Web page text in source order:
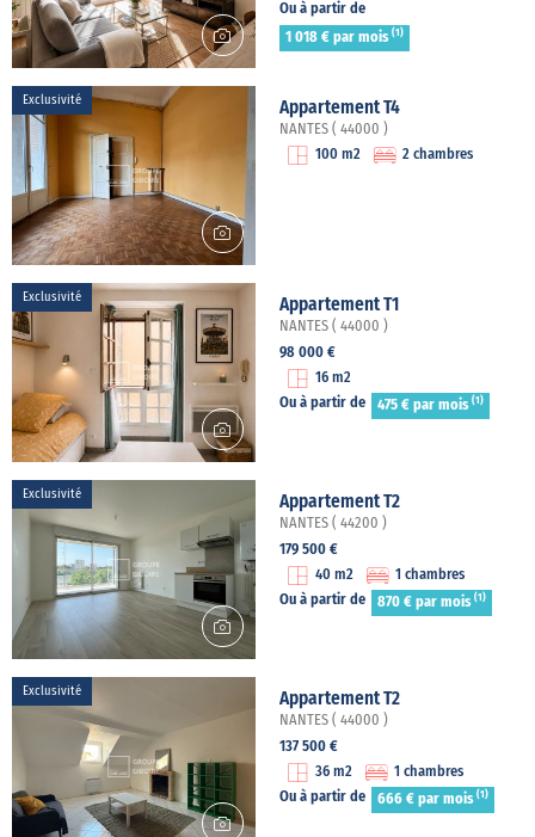
Ou à partir de
1 018 € par mois (1)
Exclusivité Appartement T4
NANTES ( 44000 )
100 m2
2 chambres
Exclusivité Appartement T1
NANTES ( 44000 )
98 000 €
16 m2
Ou à partir de
475 € par mois (1)
Exclusivité Appartement T2
NANTES ( 44200 )
179 500 €
40 m2
1 chambres
Ou à partir de
870 € par mois (1)
Exclusivité Appartement T2
NANTES ( 44000 )
137 500 €
36 m2
1 chambres
Ou à partir de
666 € par mois (1)